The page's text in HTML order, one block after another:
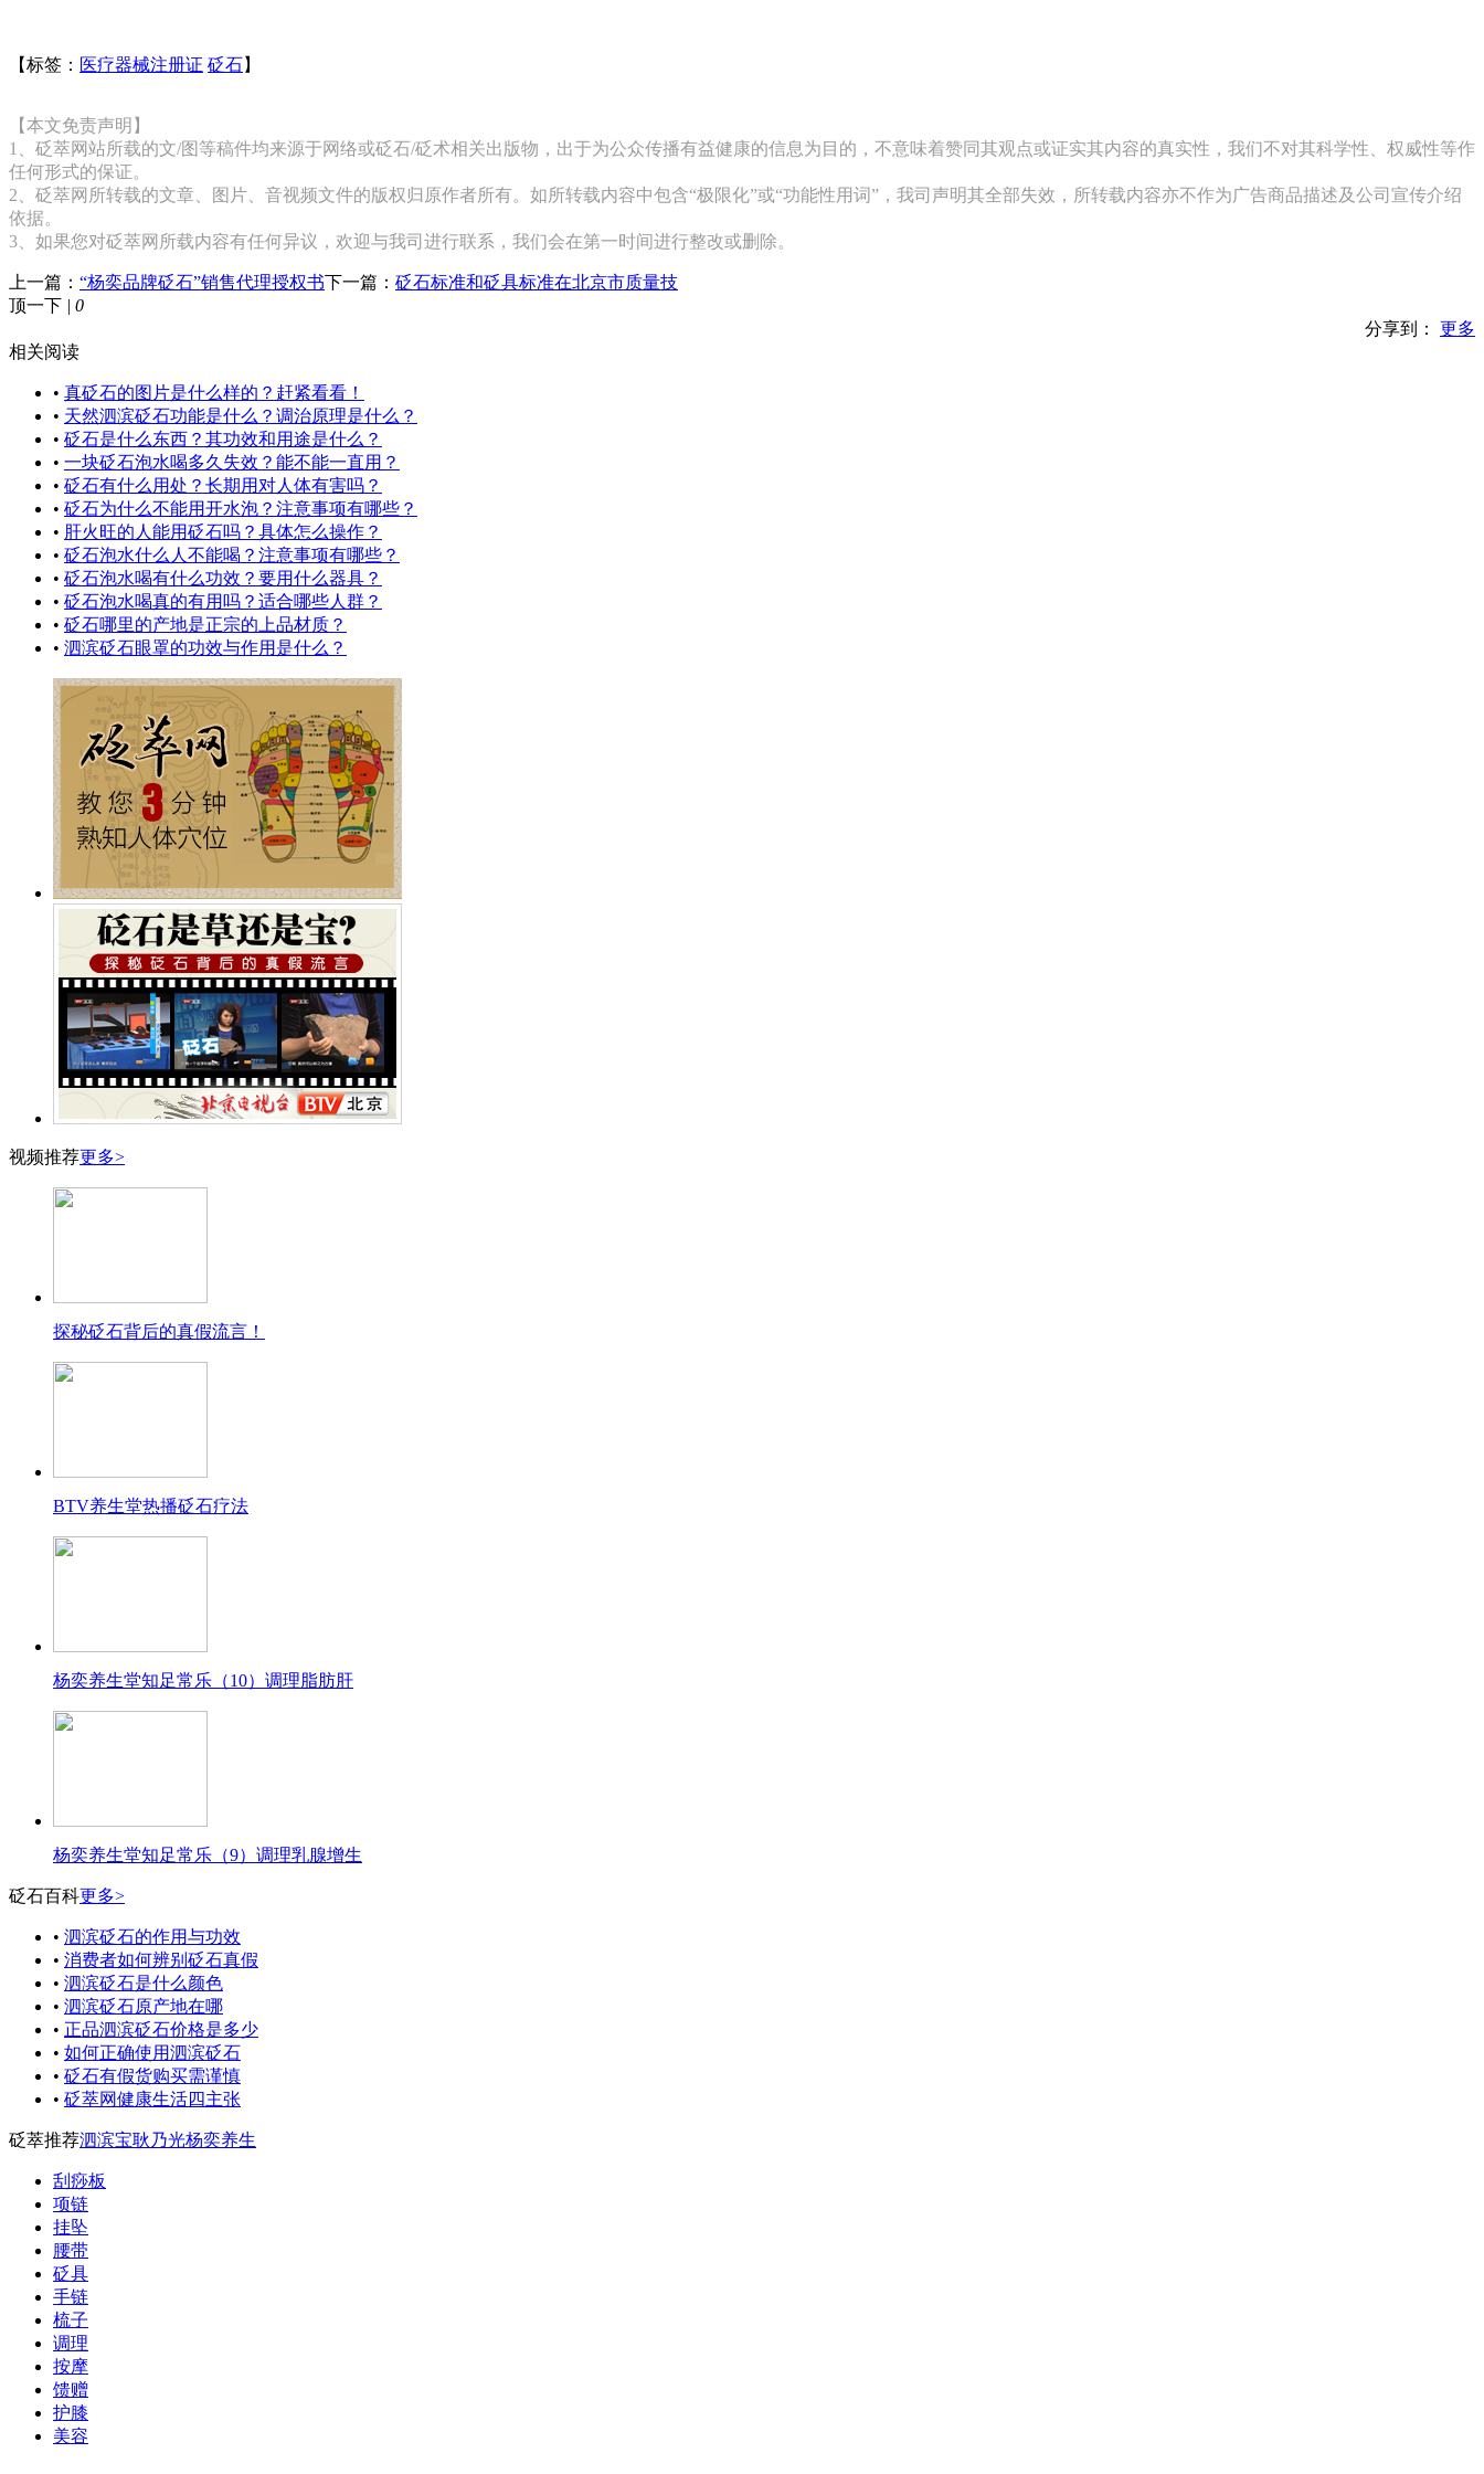
【标签： 医疗器械注册证 砭石】
【本文免责声明】
1、砭萃网站所载的文/图等稿件均来源于网络或砭石/砭术相关出版物，出于为公众传播有益健康的信息为目的，不意味着赞同其观点或证实其内容的真实性，我们不对其科学性、权威性等作
任何形式的保证。
2、砭萃网所转载的文章、图片、音视频文件的版权归原作者所有。如所转载内容中包含“极限化”或“功能性用词”，我司声明其全部失效，所转载内容亦不作为广告商品描述及公司宣传介绍
依据。
3、如果您对砭萃网所载内容有任何异议，欢迎与我司进行联系，我们会在第一时间进行整改或删除。
上一篇： “杨奕品牌砭石”销售代理授权书下一篇： 砭石标准和砭具标准在北京市质量技
顶一下 | 0
分享到：
更多
相关阅读
• 真砭石的图片是什么样的？赶紧看看！
• 天然泗滨砭石功能是什么？调治原理是什么？
• 砭石是什么东西？其功效和用途是什么？
• 一块砭石泡水喝多久失效？能不能一直用？
• 砭石有什么用处？长期用对人体有害吗？
• 砭石为什么不能用开水泡？注意事项有哪些？
• 肝火旺的人能用砭石吗？具体怎么操作？
• 砭石泡水什么人不能喝？注意事项有哪些？
• 砭石泡水喝有什么功效？要用什么器具？
• 砭石泡水喝真的有用吗？适合哪些人群？
• 砭石哪里的产地是正宗的上品材质？
• 泗滨砭石眼罩的功效与作用是什么？
视频推荐更多>
探秘砭石背后的真假流言！
BTV养生堂热播砭石疗法
杨奕养生堂知足常乐（10）调理脂肪肝
杨奕养生堂知足常乐（9）调理乳腺增生
砭石百科更多>
• 泗滨砭石的作用与功效
• 消费者如何辨别砭石真假
• 泗滨砭石是什么颜色
• 泗滨砭石原产地在哪
• 正品泗滨砭石价格是多少
• 如何正确使用泗滨砭石
• 砭石有假货购买需谨慎
• 砭萃网健康生活四主张
砭萃推荐泗滨宝耿乃光杨奕养生
刮痧板
项链
挂坠
腰带
砭具
手链
梳子
调理
按摩
馈赠
护膝
美容